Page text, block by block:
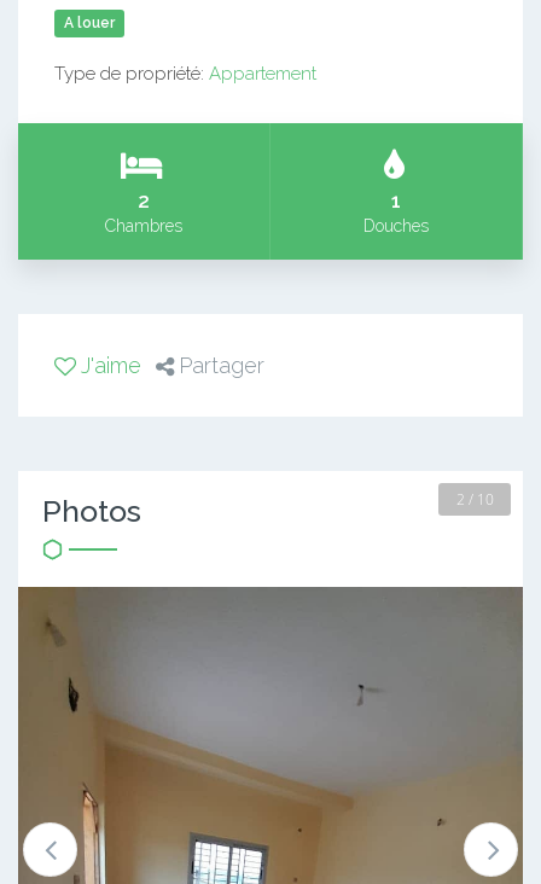
A louer
Type de propriété: Appartement
2
Chambres
1
Douches
J'aime Partager
Photos 2 / 10